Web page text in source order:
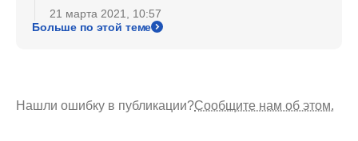
21 марта 2021, 10:57
Больше по этой теме
Нашли ошибку в публикации?Сообщите нам об этом.